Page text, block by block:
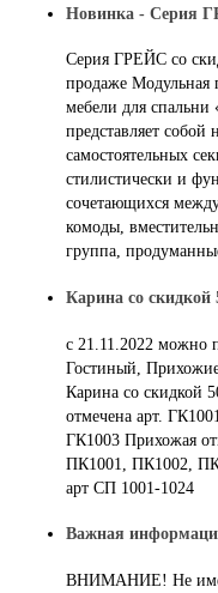
Новинка - Серия
Серия ГРЕЙС со
продаже Модульная
мебели для спальни
представляет собой
самостоятельных
стилистически и
сочетающихся
комоды,
группа,
Карина со скидкой
с 21.11.2022 можно
Гостиный,
Карина со скидкой
отмечена арт.
ГК1003 Прихожая
ПК1001, ПК1002,
арт СП 1001-1024
Важная
ВНИМАНИЕ! Не